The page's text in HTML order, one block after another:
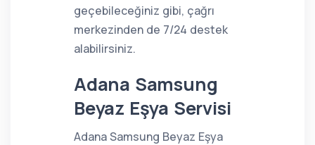
geçebileceğiniz gibi, çağrı
merkezinden de 7/24 destek
alabilirsiniz.
Adana Samsung
Beyaz Eşya Servisi
Adana Samsung Beyaz Eşya